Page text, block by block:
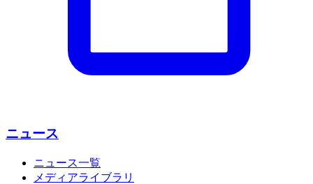
ニュース
ニュース一覧
メディアライブラリ